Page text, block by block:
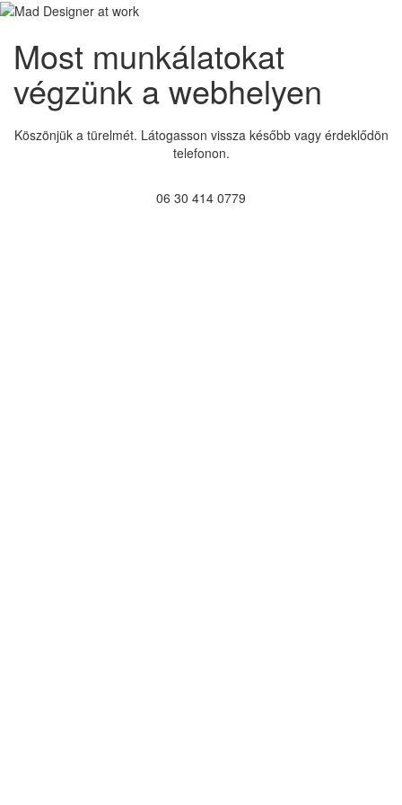
Most munkálatokat
végzünk a webhelyen
Köszönjük a türelmét. Látogasson vissza később vagy érdeklődön
telefonon.
06 30 414 0779